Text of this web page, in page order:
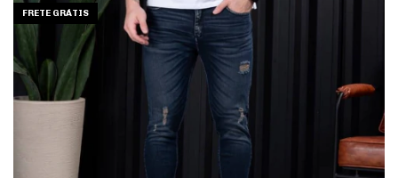
FRETE GRÁTIS